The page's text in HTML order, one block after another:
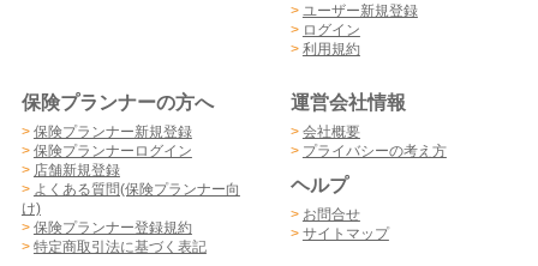
> ユーザー新規登録
> ログイン
> 利用規約
保険プランナーの方へ
> 保険プランナー新規登録
> 保険プランナーログイン
> 店舗新規登録
> よくある質問(保険プランナー向
け)
> 保険プランナー登録規約
> 特定商取引法に基づく表記
運営会社情報
> 会社概要
> プライバシーの考え方
ヘルプ
> お問合せ
> サイトマップ